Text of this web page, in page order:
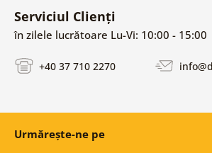
Serviciul Clienți
în zilele lucrătoare Lu-Vi: 10:00 - 15:00
+40 37 710 2270
Urmărește-ne pe